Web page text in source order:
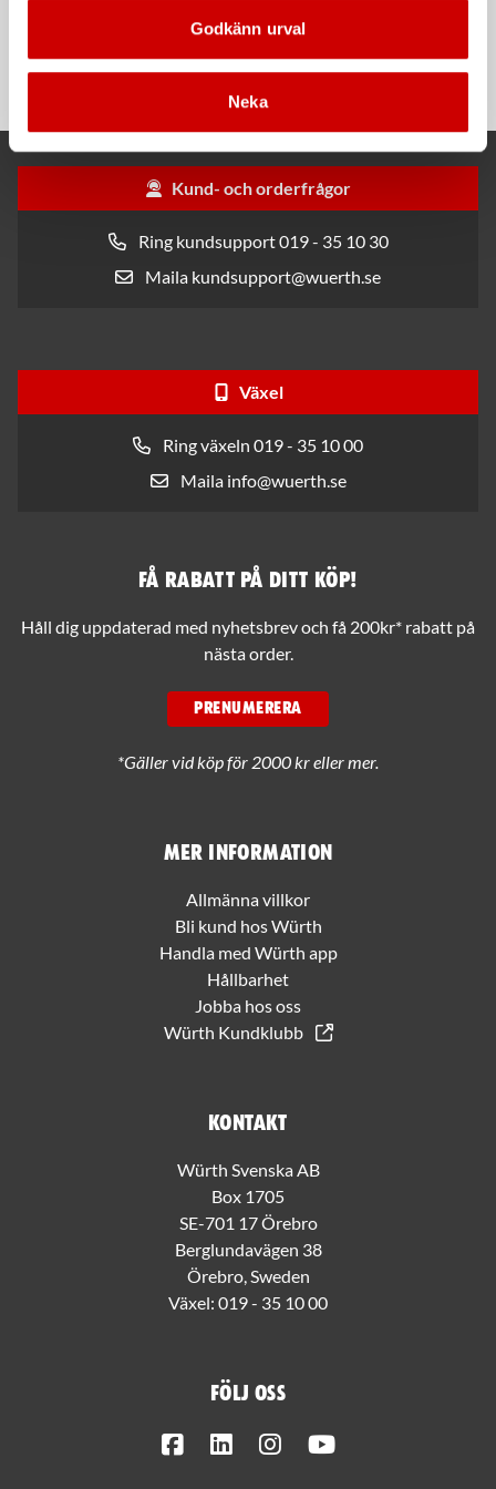
Godkänn urval
Neka
För snabb och effektiv rengöring
metall-, plast- och gummidetaljer.
Kund- och orderfrågor
Ring kundsupport 019 - 35 10 30
Maila kundsupport@wuerth.se
Växel
Ring växeln 019 - 35 10 00
Maila info@wuerth.se
Mer information
Allmänna villkor
Bli kund hos Würth
Handla med Würth app
Hållbarhet
Jobba hos oss
Würth Kundklubb
Kontakt
Würth Svenska AB
Box 1705
SE-701 17 Örebro
Berglundavägen 38
Örebro, Sweden
Växel: 019 - 35 10 00
Följ oss
FacebookLinkedInInstagram
Få rabatt på ditt köp!
Håll dig uppdaterad med nyhetsbrev och få 200kr* rabatt på
nästa order.
PRENUMERERA
*Gäller vid köp för 2000 kr eller mer.